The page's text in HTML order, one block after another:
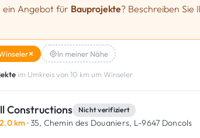
ein Angebot für Bauprojekte? Beschreiben Sie
In meiner Nähe
im Umkreis von 10 km um Winseler
Constructions Nicht verifiziert
2.0 km · 35, Chemin des Douaniers, L-9647 Doncols